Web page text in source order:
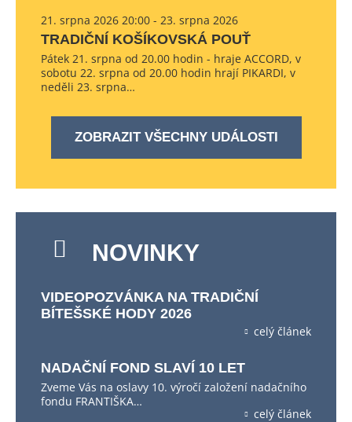
21. srpna 2026 20:00 - 23. srpna 2026
TRADIČNÍ KOŠÍKOVSKÁ POUŤ
Pátek 21. srpna od 20.00 hodin - hraje ACCORD, v
sobotu 22. srpna od 20.00 hodin hrají PIKARDI, v
neděli 23. srpna…
ZOBRAZIT VŠECHNY UDÁLOSTI
NOVINKY
VIDEOPOZVÁNKA NA TRADIČNÍ
BÍTEŠSKÉ HODY 2026
celý článek
NADAČNÍ FOND SLAVÍ 10 LET
Zveme Vás na oslavy 10. výročí založení nadačního
fondu FRANTIŠKA…
celý článek